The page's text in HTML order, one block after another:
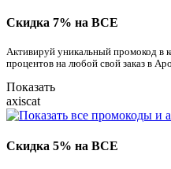
Скидка 7% на ВСЕ
Активируй уникальный промокод в
процентов на любой свой заказ в
Показать
axiscat
Скидка 5% на ВСЕ